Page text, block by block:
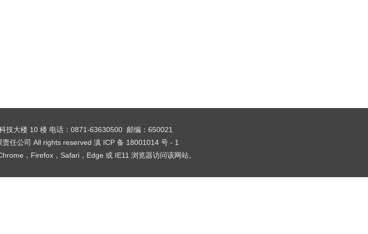
技大楼 10 楼 电话：0871-63630500 邮编：650021
任公司 All rights reserved 滇 ICP 备 18001014 号 - 1
，Firefox，Safari，Edge 或 IE11 浏览器访问该网站。